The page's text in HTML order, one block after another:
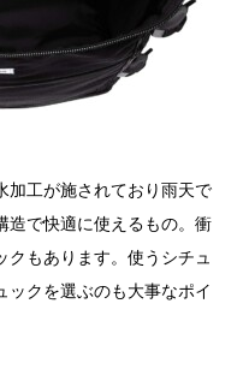
加工が施されており雨天で
造で快適に使えるもの。衝
もあります。使うシチュ
ックを選ぶのも大事なポイ